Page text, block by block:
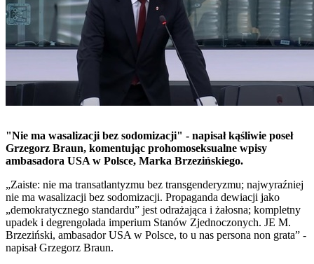
"Nie ma wasalizacji bez sodomizacji" - napisał kąśliwie poseł
Grzegorz Braun, komentując prohomoseksualne wpisy
ambasadora USA w Polsce, Marka Brzezińskiego.
„Zaiste: nie ma transatlantyzmu bez transgenderyzmu; najwyraźniej
nie ma wasalizacji bez sodomizacji. Propaganda dewiacji jako
„demokratycznego standardu” jest odrażająca i żałosna; kompletny
upadek i degrengolada imperium Stanów Zjednoczonych. JE M.
Brzeziński, ambasador USA w Polsce, to u nas persona non grata” -
napisał Grzegorz Braun.